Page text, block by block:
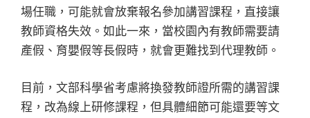
場任職，可能就會放棄報名參加講習課程，直接讓
教師資格失效。如此一來，當校園內有教師需要請
產假、育嬰假等長假時，就會更難找到代理教師。
目前，文部科學省考慮將換發教師證所需的講習課
程，改為線上研修課程，但具體細節可能還要等文